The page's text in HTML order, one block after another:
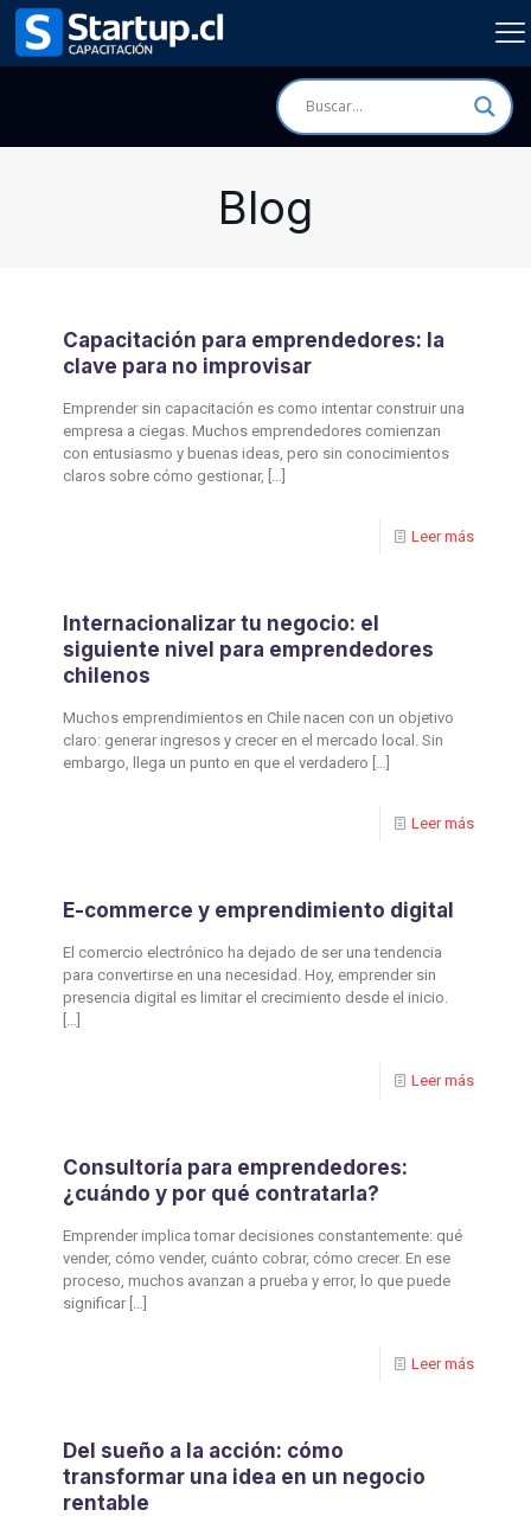
Blog
Capacitación para emprendedores: la
clave para no improvisar
Emprender sin capacitación es como intentar construir una
empresa a ciegas. Muchos emprendedores comienzan
con entusiasmo y buenas ideas, pero sin conocimientos
claros sobre cómo gestionar, […]
Leer más
Internacionalizar tu negocio: el
siguiente nivel para emprendedores
chilenos
Muchos emprendimientos en Chile nacen con un objetivo
claro: generar ingresos y crecer en el mercado local. Sin
embargo, llega un punto en que el verdadero […]
Leer más
E-commerce y emprendimiento digital
El comercio electrónico ha dejado de ser una tendencia
para convertirse en una necesidad. Hoy, emprender sin
presencia digital es limitar el crecimiento desde el inicio.
[…]
Leer más
Consultoría para emprendedores:
¿cuándo y por qué contratarla?
Emprender implica tomar decisiones constantemente: qué
vender, cómo vender, cuánto cobrar, cómo crecer. En ese
proceso, muchos avanzan a prueba y error, lo que puede
significar […]
Leer más
Del sueño a la acción: cómo
transformar una idea en un negocio
rentable